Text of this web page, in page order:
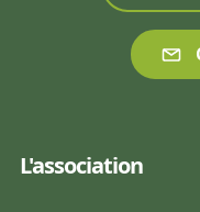
L'association